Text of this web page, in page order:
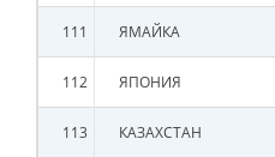
111 ЯМАЙКА
112 ЯПОНИЯ
113 КАЗАХСТАН